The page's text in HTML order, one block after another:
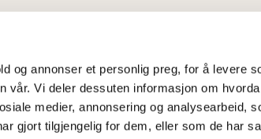
og annonser et personlig preg, for å levere
vår. Vi deler dessuten informasjon om
medier, annonsering og analysearbeid,
gjort tilgjengelig for dem, eller som de har